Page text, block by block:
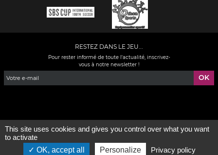
RESTEZ DANS LE JEU...
Pour rester informé de toute l'actualité, inscrivez-
vous à notre newsletter !
TikTokLinkedIn
X
©2026 - Tous droits réservés - Conception :e partenaire
This site uses cookies and gives you control over what you want
to activate
OK, accept all
Personalize Privacy policy